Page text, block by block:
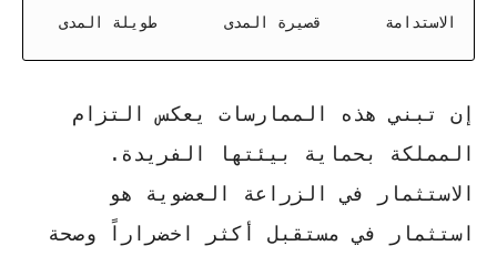
الاستدامة قصيرة المدى طويلة المدى
إن تبني هذه الممارسات يعكس التزام
المملكة بحماية بيئتها الفريدة.
الاستثمار في الزراعة العضوية هو
استثمار في مستقبل أكثر اخضراراً وصحة